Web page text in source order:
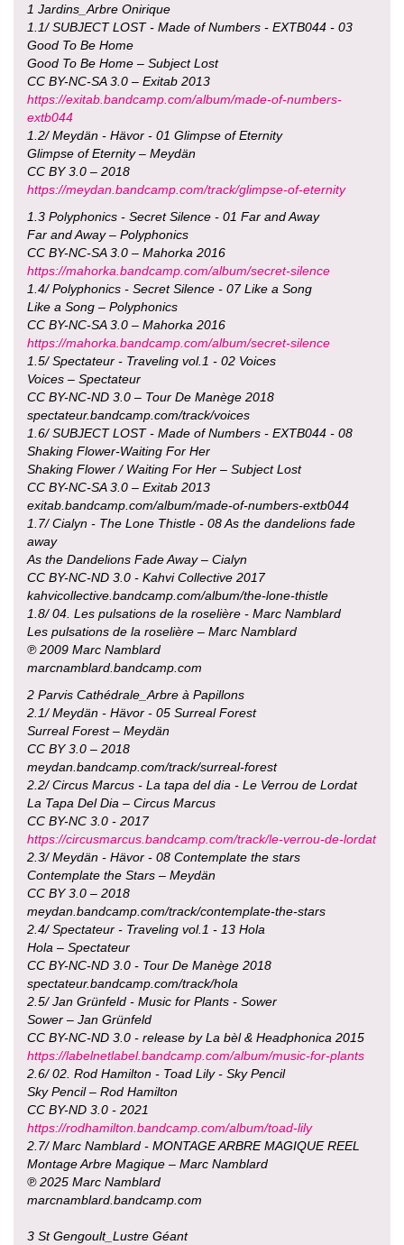
1 Jardins_Arbre Onirique
1.1/ SUBJECT LOST - Made of Numbers - EXTB044 - 03
Good To Be Home
Good To Be Home – Subject Lost
CC BY-NC-SA 3.0 – Exitab 2013
https://exitab.bandcamp.com/album/made-of-numbers-
extb044
1.2/ Meydän - Hävor - 01 Glimpse of Eternity
Glimpse of Eternity – Meydän
CC BY 3.0 – 2018
https://meydan.bandcamp.com/track/glimpse-of-eternity
1.3 Polyphonics - Secret Silence - 01 Far and Away
Far and Away – Polyphonics
CC BY-NC-SA 3.0 – Mahorka 2016
https://mahorka.bandcamp.com/album/secret-silence
1.4/ Polyphonics - Secret Silence - 07 Like a Song
Like a Song – Polyphonics
CC BY-NC-SA 3.0 – Mahorka 2016
https://mahorka.bandcamp.com/album/secret-silence
1.5/ Spectateur - Traveling vol.1 - 02 Voices
Voices – Spectateur
CC BY-NC-ND 3.0 – Tour De Manège 2018
spectateur.bandcamp.com/track/voices
1.6/ SUBJECT LOST - Made of Numbers - EXTB044 - 08
Shaking Flower-Waiting For Her
Shaking Flower / Waiting For Her – Subject Lost
CC BY-NC-SA 3.0 – Exitab 2013
exitab.bandcamp.com/album/made-of-numbers-extb044
1.7/ Cialyn - The Lone Thistle - 08 As the dandelions fade
away
As the Dandelions Fade Away – Cialyn
CC BY-NC-ND 3.0 - Kahvi Collective 2017
kahvicollective.bandcamp.com/album/the-lone-thistle
1.8/ 04. Les pulsations de la roselière - Marc Namblard
Les pulsations de la roselière – Marc Namblard
℗ 2009 Marc Namblard
marcnamblard.bandcamp.com
2 Parvis Cathédrale_Arbre à Papillons
2.1/ Meydän - Hävor - 05 Surreal Forest
Surreal Forest – Meydän
CC BY 3.0 – 2018
meydan.bandcamp.com/track/surreal-forest
2.2/ Circus Marcus - La tapa del dia - Le Verrou de Lordat
La Tapa Del Dia – Circus Marcus
CC BY-NC 3.0 - 2017
https://circusmarcus.bandcamp.com/track/le-verrou-de-lordat
2.3/ Meydän - Hävor - 08 Contemplate the stars
Contemplate the Stars – Meydän
CC BY 3.0 – 2018
meydan.bandcamp.com/track/contemplate-the-stars
2.4/ Spectateur - Traveling vol.1 - 13 Hola
Hola – Spectateur
CC BY-NC-ND 3.0 - Tour De Manège 2018
spectateur.bandcamp.com/track/hola
2.5/ Jan Grünfeld - Music for Plants - Sower
Sower – Jan Grünfeld
CC BY-NC-ND 3.0 - release by La bèl & Headphonica 2015
https://labelnetlabel.bandcamp.com/album/music-for-plants
2.6/ 02. Rod Hamilton - Toad Lily - Sky Pencil
Sky Pencil – Rod Hamilton
CC BY-ND 3.0 - 2021
https://rodhamilton.bandcamp.com/album/toad-lily
2.7/ Marc Namblard - MONTAGE ARBRE MAGIQUE REEL
Montage Arbre Magique – Marc Namblard
℗ 2025 Marc Namblard
marcnamblard.bandcamp.com
3 St Gengoult_Lustre Géant